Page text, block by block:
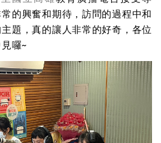
的興奮和期待，訪問的過程中和
題，真的讓人非常的好奇，各位
囉~